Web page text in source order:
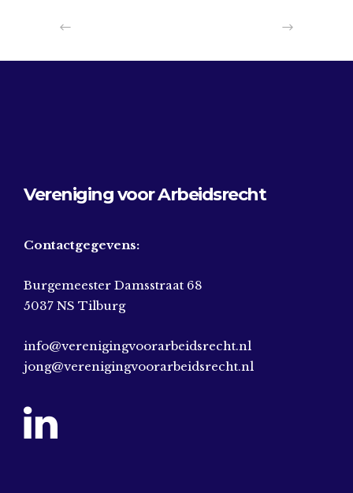
Vereniging voor Arbeidsrecht
Contactgegevens:
Burgemeester Damsstraat 68
5037 NS Tilburg
info@verenigingvoorarbeidsrecht.nl
jong@verenigingvoorarbeidsrecht.nl